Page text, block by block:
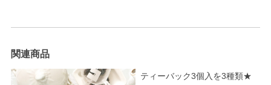
関連商品
ティーバック3個入を3種類★